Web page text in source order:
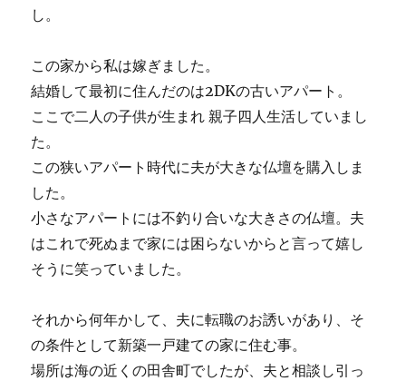
し。
この家から私は嫁ぎました。
結婚して最初に住んだのは2DKの古いアパート。
ここで二人の子供が生まれ 親子四人生活していまし
た。
この狭いアパート時代に夫が大きな仏壇を購入しま
した。
小さなアパートには不釣り合いな大きさの仏壇。夫
はこれで死ぬまで家には困らないからと言って嬉し
そうに笑っていました。
それから何年かして、夫に転職のお誘いがあり、そ
の条件として新築一戸建ての家に住む事。
場所は海の近くの田舎町でしたが、夫と相談し引っ